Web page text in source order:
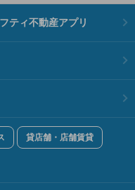
ティ不動産アプリ
貸店舗・店舗賃貸